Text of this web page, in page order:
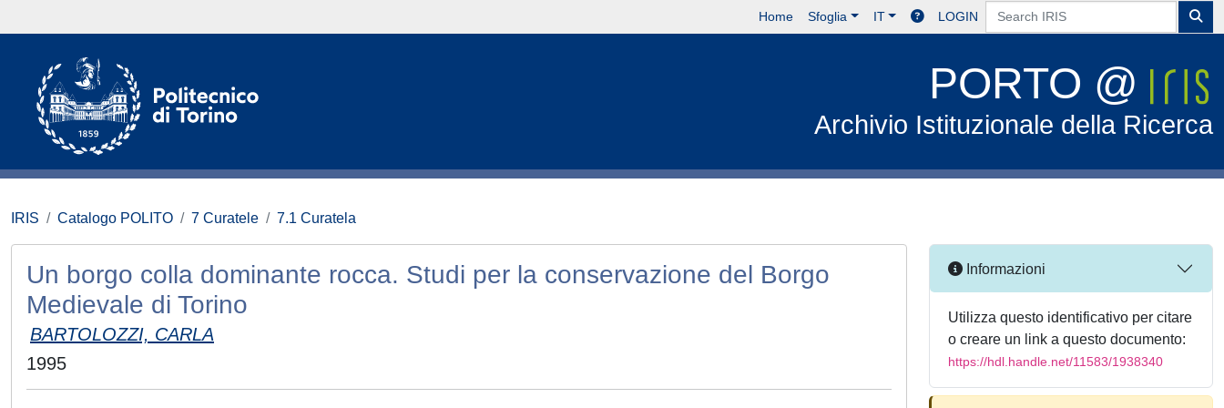
Home Sfoglia IT LOGIN
PORTO @
Archivio Istituzionale della Ricerca
IRIS Catalogo POLITO 7 Curatele 7.1 Curatela
Un borgo colla dominante rocca. Studi per la conservazione del Borgo
Medievale di Torino
BARTOLOZZI, CARLA
1995
Informazioni
Utilizza questo identificativo per citare
o creare un link a questo documento:
https://hdl.handle.net/11583/1938340